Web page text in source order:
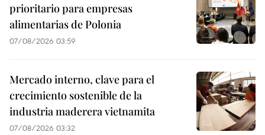
prioritario para empresas
alimentarias de Polonia
07/08/2026 03:59
Mercado interno, clave para el
crecimiento sostenible de la
industria maderera vietnamita
07/08/2026 03:32